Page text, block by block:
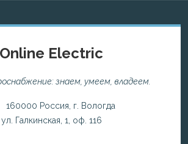
Online Electric
знаем, умеем, владеем.
160000 Россия, г. Вологда
ул. Галкинская, 1, оф. 116